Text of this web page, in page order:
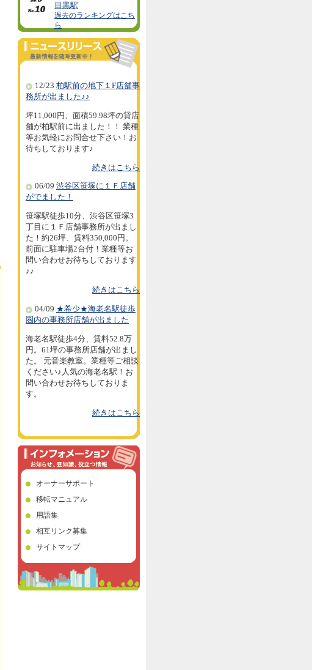
目黒駅
過去のランキングはこち
ら
12/23 柏駅前の地下１F店舗事
務所が出ました♪♪
坪11,000円、面積59.98坪の貸店
舗が柏駅前に出ました！！ 業種
等お気軽にお問合せ下さい！お
待ちしております♪
続きはこちら
06/09 渋谷区笹塚に１Ｆ店舗
がでました！
笹塚駅徒歩10分、渋谷区笹塚3
丁目に１Ｆ店舗事務所が出まし
た！約26坪、賃料350,000円。
前面に駐車場2台付！業種等お
問い合わせお待ちしております
♪♪
続きはこちら
04/09 ★希少★海老名駅徒歩
圏内の事務所店舗が出ました
海老名駅徒歩4分、賃料52.8万
円。61坪の事務所店舗が出まし
た。 元音楽教室。業種等ご相談
ください♪人気の海老名駅！お
問い合わせお待ちしておりま
す。
続きはこちら
オーナーサポート
移転マニュアル
用語集
相互リンク募集
サイトマップ